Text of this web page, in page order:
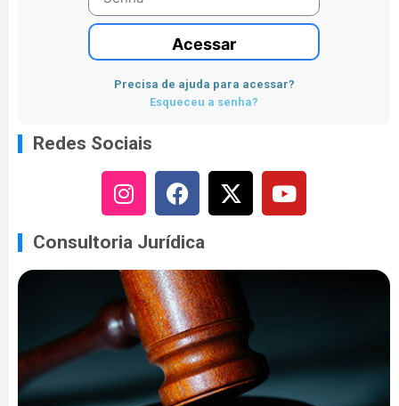
Acessar
Precisa de ajuda para acessar?
Esqueceu a senha?
Redes Sociais
Consultoria Jurídica